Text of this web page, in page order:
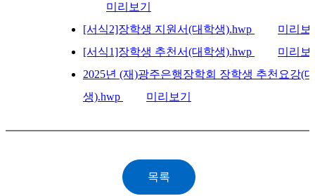
미리보기
[서식2]장학생 지원서(대학생).hwp
미리보
[서식1]장학생 추천서(대학생).hwp
미리보
2025년 (재)광주은행장학회 장학생 추천요강(
생).hwp
미리보기